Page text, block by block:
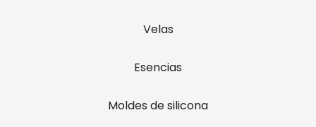
Velas
Esencias
Moldes de silicona